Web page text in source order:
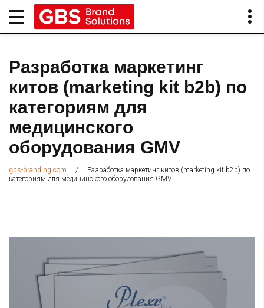
Разработка маркетинг
китов (marketing kit b2b) по
категориям для
медицинского
оборудования GMV
gbs-branding.com /
Разработка маркетинг китов (marketing kit b2b) по
категориям для медицинского оборудования GMV